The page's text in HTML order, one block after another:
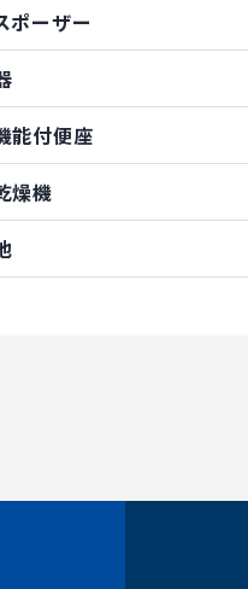
ポーザー
能付便座
燥機